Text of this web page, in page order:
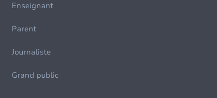
Enseignant
Parent
Journaliste
Grand public